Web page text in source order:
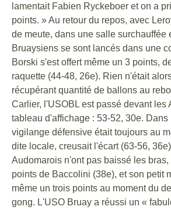
lamentait Fabien Ryckeboer et on a
points. » Au retour du repos, avec
de meute, dans une salle surchauffée
Bruaysiens se sont lancés dans une
Borski s'est offert même un 3 points,
raquette (44-48, 26e). Rien n'était
récupérant quantité de ballons au
Carlier, l'USOBL est passé devant les
tableau d'affichage : 53-52, 30e. Dans
vigilange défensive était toujours au
dite locale, creusait l'écart (63-56,
Audomarois n'ont pas baissé les
points de Baccolini (38e), et son petit
même un trois points au moment du
gong. L'USO Bruay a réussi un «